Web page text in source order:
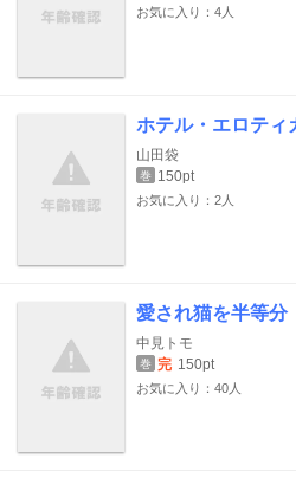
お気に入り：4人
ホテル・エロティ
山田袋
巻 150pt
お気に入り：2人
愛され猫を半等分
中見トモ
巻 完 150pt
お気に入り：40人